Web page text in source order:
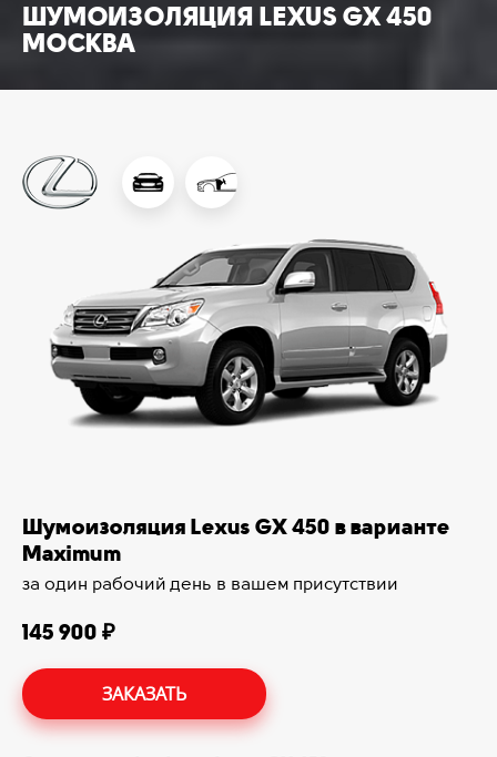
ШУМОИЗОЛЯЦИЯ LEXUS GX 450
МОСКВА
Шумоизоляция Lexus GX 450 в варианте
Maximum
за один рабочий день в вашем присутствии
145 900 ₽
ЗАКАЗАТЬ